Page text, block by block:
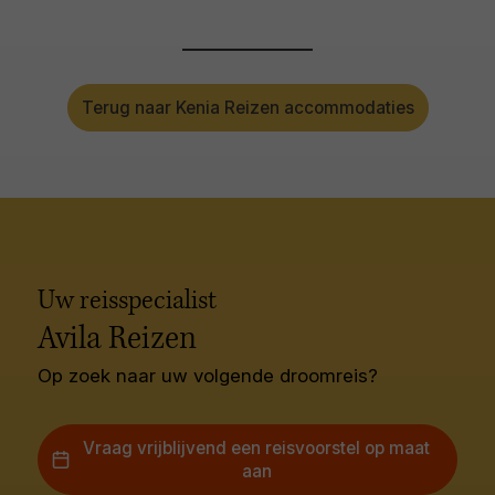
Terug naar Kenia Reizen accommodaties
Uw reisspecialist
Avila Reizen
Op zoek naar uw volgende droomreis?
Vraag vrijblijvend een reisvoorstel op maat
aan